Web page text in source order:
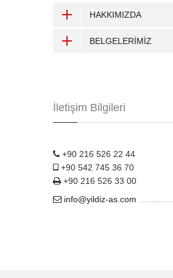
HAKKIMIZDA
BELGELERİMİZ
İletişim Bilgileri
+90 216 526 22 44
+90 542 745 36 70
+90 216 526 33 00
info@yildiz-as.com